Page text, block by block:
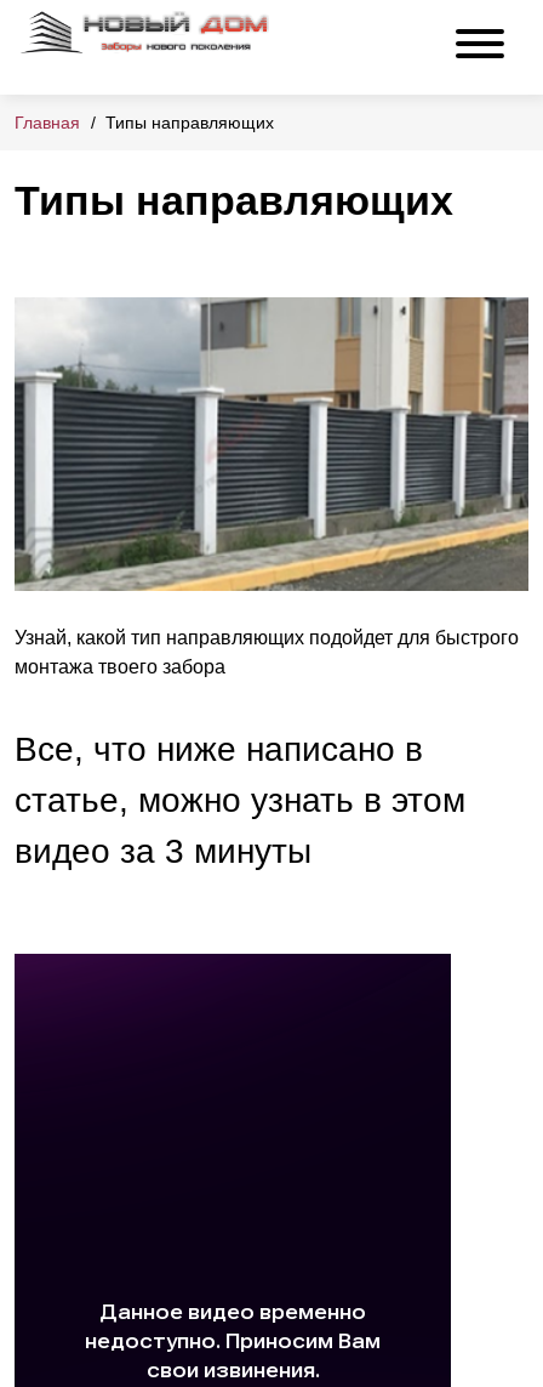
Главная Типы направляющих
Типы направляющих
Узнай, какой тип направляющих подойдет для быстрого
монтажа твоего забора
Все, что ниже написано в
статье, можно узнать в этом
видео за 3 минуты